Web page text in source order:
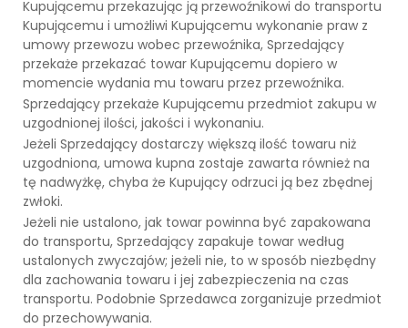
Kupującemu przekazując ją przewoźnikowi do transportu
Kupującemu i umożliwi Kupującemu wykonanie praw z
umowy przewozu wobec przewoźnika, Sprzedający
przekaże przekazać towar Kupującemu dopiero w
momencie wydania mu towaru przez przewoźnika.
Sprzedający przekaże Kupującemu przedmiot zakupu w
uzgodnionej ilości, jakości i wykonaniu.
Jeżeli Sprzedający dostarczy większą ilość towaru niż
uzgodniona, umowa kupna zostaje zawarta również na
tę nadwyżkę, chyba że Kupujący odrzuci ją bez zbędnej
zwłoki.
Jeżeli nie ustalono, jak towar powinna być zapakowana
do transportu, Sprzedający zapakuje towar według
ustalonych zwyczajów; jeżeli nie, to w sposób niezbędny
dla zachowania towaru i jej zabezpieczenia na czas
transportu. Podobnie Sprzedawca zorganizuje przedmiot
do przechowywania.